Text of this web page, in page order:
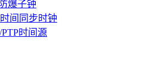
爆子钟
间同步时钟
时间源